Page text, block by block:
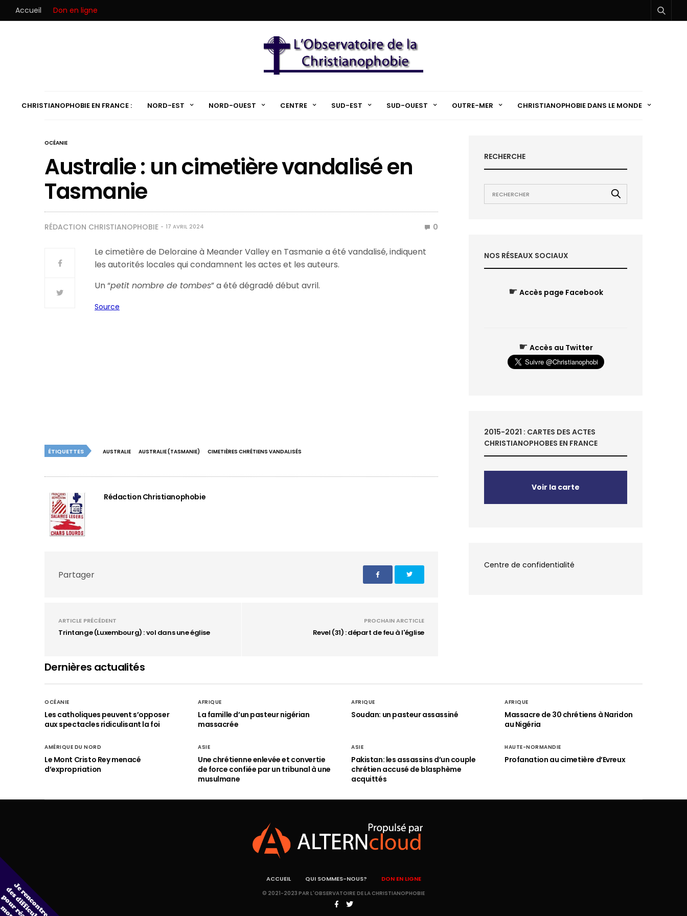
Accueil Don en ligne
CHRISTIANOPHOBIE EN FRANCE : NORD-EST NORD-OUEST CENTRE SUD-EST SUD-OUEST OUTRE-MER CHRISTIANOPHOBIE DANS LE MONDE
OCÉANIE
Australie : un cimetière vandalisé en
Tasmanie
RÉDACTION CHRISTIANOPHOBIE 17 AVRIL 2024 0
Le cimetière de Deloraine à Meander Valley en Tasmanie a été vandalisé, indiquent
les autorités locales qui condamnent les actes et les auteurs.
Un “petit nombre de tombes” a été dégradé début avril.
Source
ÉTIQUETTES AUSTRALIE AUSTRALIE (TASMANIE) CIMETIÈRES CHRÉTIENS VANDALISÉS
Rédaction Christianophobie
Partager
ARTICLE PRÉCÉDENT
Trintange (Luxembourg) : vol dans une église
PROCHAIN ARCTICLE
Revel (31) : départ de feu à l'église
RECHERCHE
NOS RÉSEAUX SOCIAUX
☛ Accès page Facebook
☛ Accès au Twitter
2015-2021 : CARTES DES ACTES
CHRISTIANOPHOBES EN FRANCE
Voir la carte
Centre de confidentialité
Dernières actualités
OCÉANIE
Les catholiques peuvent s’opposer
aux spectacles ridiculisant la foi
AFRIQUE
La famille d’un pasteur nigérian
massacrée
AFRIQUE
Soudan: un pasteur assassiné
AFRIQUE
Massacre de 30 chrétiens à Naridon
au Nigéria
AMÉRIQUE DU NORD
Le Mont Cristo Rey menacé
d’expropriation
ASIE
Une chrétienne enlevée et convertie
de force confiée par un tribunal à une
musulmane
ASIE
Pakistan: les assassins d’un couple
chrétien accusé de blasphème
acquittés
HAUTE-NORMANDIE
Profanation au cimetière d’Evreux
ACCUEIL QUI SOMMES-NOUS? DON EN LIGNE
© 2021-2023 PAR L'OBSERVATOIRE DE LA CHRISTIANOPHOBIE